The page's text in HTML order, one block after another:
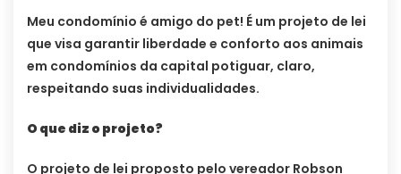
Meu condomínio é amigo do pet! É um projeto de lei
que visa garantir liberdade e conforto aos animais
em condomínios da capital potiguar, claro,
respeitando suas individualidades.
O que diz o projeto?
O projeto de lei proposto pelo vereador Robson